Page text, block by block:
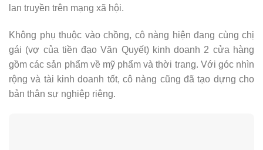
lan truyền trên mạng xã hội.
Không phụ thuộc vào chồng, cô nàng hiện đang cùng chị
gái (vợ của tiền đạo Văn Quyết) kinh doanh 2 cửa hàng
gồm các sản phẩm về mỹ phẩm và thời trang. Với góc nhìn
rộng và tài kinh doanh tốt, cô nàng cũng đã tạo dựng cho
bản thân sự nghiệp riêng.